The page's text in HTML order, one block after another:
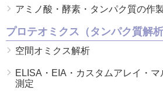
アミノ酸・酵素・タンパク質の作
プロテオミクス（タンパク質解析
空間オミクス解析
ELISA・EIA・カスタムアレイ・マ
測定